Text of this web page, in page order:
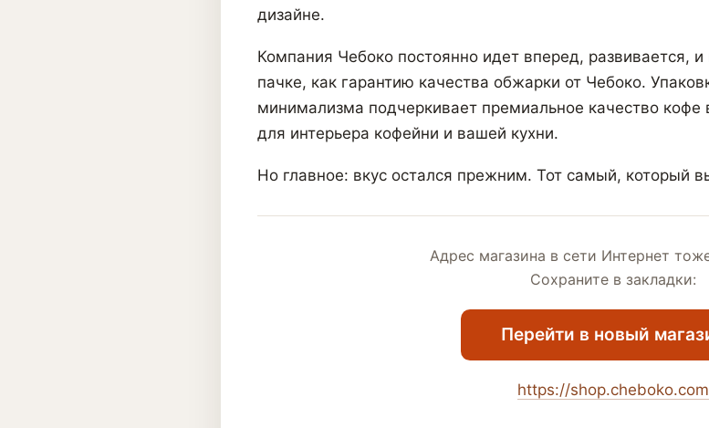
дизайне.
Компания Чебоко постоянно идет вперед, развивается,
пачке, как гарантию качества обжарки от Чебоко.
минимализма подчеркивает премиальное качество кофе
для интерьера кофейни и вашей кухни.
Но главное: вкус остался прежним. Тот самый, который
Адрес магазина в сети Интернет
Сохраните в закладки:
Перейти в новый
https://shop.cheboko.com